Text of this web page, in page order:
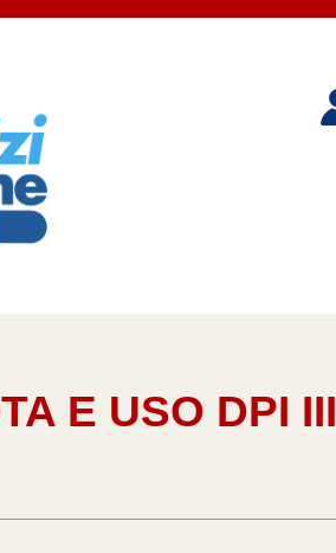
E USO DPI III